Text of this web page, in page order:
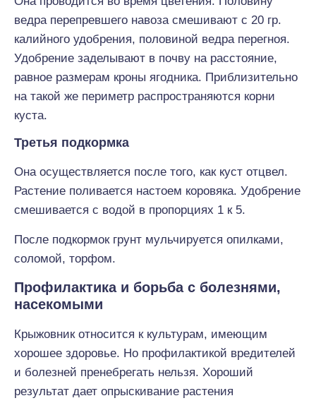
ведра перепревшего навоза смешивают с 20 гр.
калийного удобрения, половиной ведра перегноя.
Удобрение заделывают в почву на расстояние,
равное размерам кроны ягодника. Приблизительно
на такой же периметр распространяются корни
куста.
Третья подкормка
Она осуществляется после того, как куст отцвел.
Растение поливается настоем коровяка. Удобрение
смешивается с водой в пропорциях 1 к 5.
После подкормок грунт мульчируется опилками,
соломой, торфом.
Профилактика и борьба с болезнями,
насекомыми
Крыжовник относится к культурам, имеющим
хорошее здоровье. Но профилактикой вредителей
и болезней пренебрегать нельзя. Хороший
результат дает опрыскивание растения